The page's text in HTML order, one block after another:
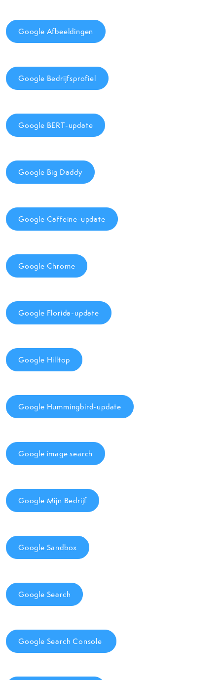
Google Afbeeldingen
Google Bedrijfsprofiel
Google BERT-update
Google Big Daddy
Google Caffeine-update
Google Chrome
Google Florida-update
Google Hilltop
Google Hummingbird-update
Google image search
Google Mijn Bedrijf
Google Sandbox
Google Search
Google Search Console